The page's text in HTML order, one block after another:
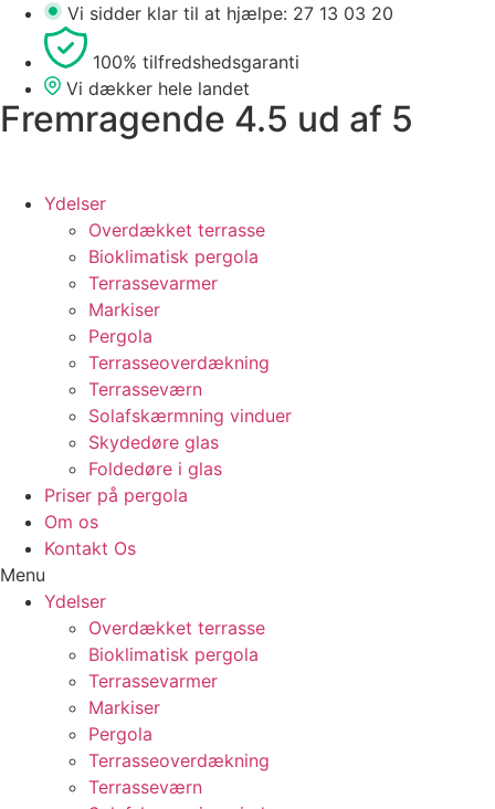
Skip
content
Vi sidder klar til at hjælpe: 27 13 03 20
100% tilfredshedsgaranti
Vi dækker hele landet
Fremragende 4.5 ud af 5
Ydelser
Overdækket terrasse
Bioklimatisk pergola
Terrassevarmer
Markiser
Pergola
Terrasseoverdækning
Terrasseværn
Solafskærmning vinduer
Skydedøre glas
Foldedøre i glas
Priser på pergola
Om os
Kontakt Os
Menu
Ydelser
Overdækket terrasse
Bioklimatisk pergola
Terrassevarmer
Markiser
Pergola
Terrasseoverdækning
Terrasseværn